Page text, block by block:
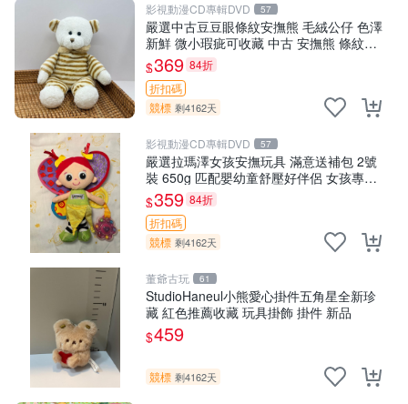
影視動漫CD專輯DVD 57
嚴選中古豆豆眼條紋安撫熊 毛絨公仔 色澤
新鮮 微小瑕疵可收藏 中古 安撫熊 條紋公
仔
$369 84折
折扣碼
競標 剩4162天
影視動漫CD專輯DVD 57
嚴選拉瑪澤女孩安撫玩具 滿意送補包 2號
裝 650g 匹配嬰幼童舒壓好伴侶 女孩專用
安心選擇 安撫玩偶 衝包 玩具
$359 84折
折扣碼
競標 剩4162天
董爺古玩 61
StudioHaneul小熊愛心掛件五角星全新珍
藏 紅色推薦收藏 玩具掛飾 掛件 新品
$459
競標 剩4162天